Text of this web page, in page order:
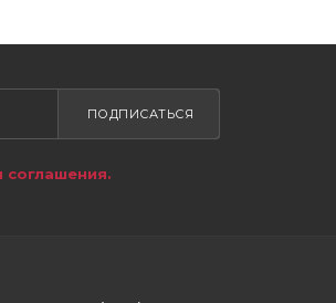
ПОДПИСАТЬСЯ